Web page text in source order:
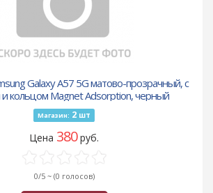
Galaxy A57 5G матово-прозрачный, с
кольцом Magnet Adsorption, черный
Магазин: 2 шт
Цена 380руб.
0/5 ~ (0 голосов)